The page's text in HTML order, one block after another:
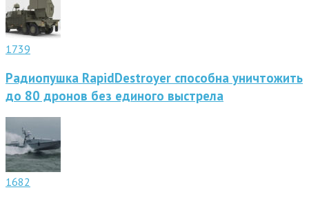
1739
Радиопушка RapidDestroyer способна уничтожить
до 80 дронов без единого выстрела
1682